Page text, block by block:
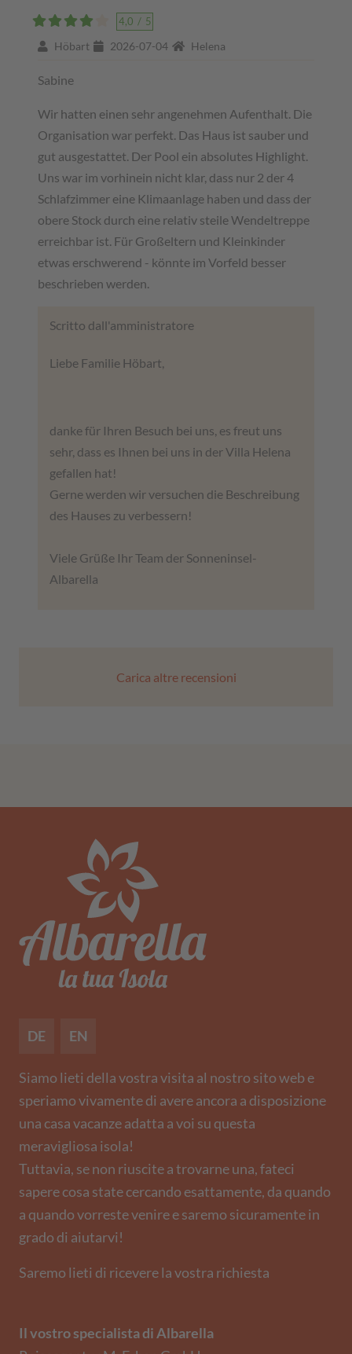
4,0 / 5
Höbart 2026-07-04 Helena
Sabine
Wir hatten einen sehr angenehmen Aufenthalt. Die
Organisation war perfekt. Das Haus ist sauber und
gut ausgestattet. Der Pool ein absolutes Highlight.
Uns war im vorhinein nicht klar, dass nur 2 der 4
Schlafzimmer eine Klimaanlage haben und dass der
obere Stock durch eine relativ steile Wendeltreppe
erreichbar ist. Für Großeltern und Kleinkinder
etwas erschwerend - könnte im Vorfeld besser
beschrieben werden.
Scritto dall'amministratore
Liebe Familie Höbart,
danke für Ihren Besuch bei uns, es freut uns
sehr, dass es Ihnen bei uns in der Villa Helena
gefallen hat!
Gerne werden wir versuchen die Beschreibung
des Hauses zu verbessern!
Viele Grüße Ihr Team der Sonneninsel-
Albarella
Carica altre recensioni
DE EN
Siamo lieti della vostra visita al nostro sito web e
speriamo vivamente di avere ancora a disposizione
una casa vacanze adatta a voi su questa
meravigliosa isola!
Tuttavia, se non riuscite a trovarne una, fateci
sapere cosa state cercando esattamente, da quando
a quando vorreste venire e saremo sicuramente in
grado di aiutarvi!
Saremo lieti di ricevere la vostra richiesta
Il vostro specialista di Albarella